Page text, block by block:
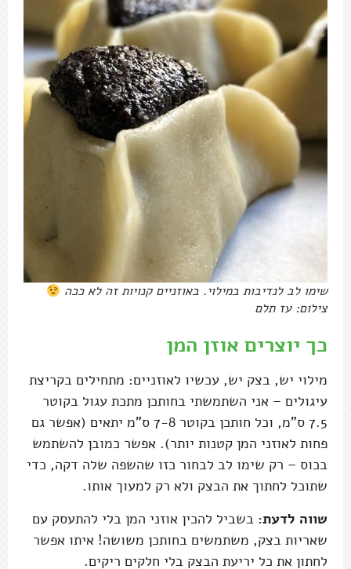
שימו לב לנדיבות במילוי. באוזניים קנויות זה לא ככה
צילום: עז תלם
כך יוצרים אוזן המן
מילוי יש, בצק יש, עכשיו לאוזניים: מתחילים בקריצת
עיגולים – אני השתמשתי בחותכן מתכת עגול בקוטר
7.5 ס"מ, וכל חותכן בקוטר 7-8 ס"מ יתאים (אפשר גם
פחות לאוזני המן קטנות יותר). אפשר כמובן להשתמש
בכוס – רק שימו לב לבחור כזו שהשפה שלה דקה, כדי
שתוכל לחתוך את הבצק ולא רק למעוך אותו.
שווה לדעת: בשביל להכין אוזני המן בלי להתעסק עם
שאריות בצק, משתמשים בחותכן משושה! איתו אפשר
לחתון את כל יריעת הבצק בלי חלקים ריקים.